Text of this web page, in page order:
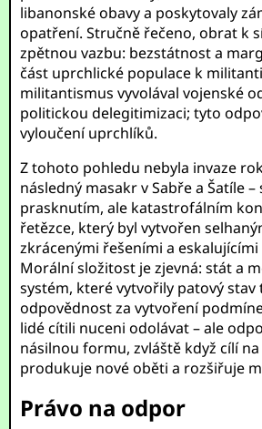
libanonské obavy a poskytovaly
opatření. Stručně řečeno, obrat k
zpětnou vazbu: bezstátnost a
část uprchlické populace k
militantismus vyvolával vojenské
politickou delegitimizaci; tyto
vyloučení uprchlíků.
Z tohoto pohledu nebyla invaze
následný masakr v Sabře a Šatíle
prasknutím, ale katastrofálním
řetězce, který byl vytvořen
zkrácenými řešeními a eskalujícími
Morální složitost je zjevná: stát a
systém, které vytvořily patový stav
odpovědnost za vytvoření
lidé cítili nuceni odolávat – ale
násilnou formu, zvláště když cílí
produkuje nové oběti a rozšiřuje
Právo na odpor